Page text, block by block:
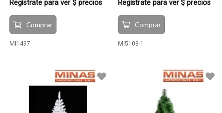
Regístrate para ver $ precios
Comprar
MI1497
Regístrate para ver $ precios
Comprar
MI5103-1